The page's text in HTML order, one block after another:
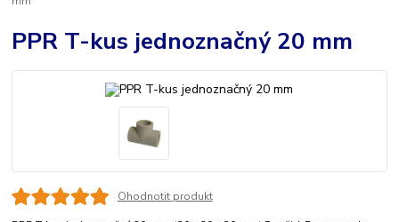
PPR T-kus jednoznačný 20 mm
Ohodnotit produkt